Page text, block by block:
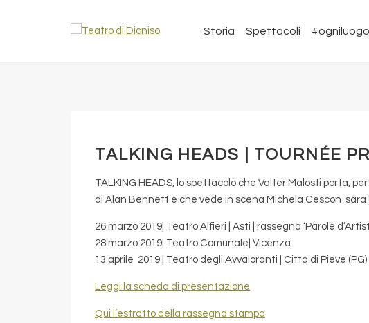
Storia Spettacoli
TALKING HEADS | TOURNÉE
TALKING HEADS, lo spettacolo che Valter Malosti porta,
di Alan Bennett e che vede in scena Michela Cescon sarà
26 marzo 2019| Teatro Alfieri | Asti | rassegna ‘Parole
28 marzo 2019| Teatro Comunale| Vicenza
13 aprile 2019 | Teatro degli Avvaloranti | Città di Pieve (PG)
Leggi la scheda di presentazione
Qui l’estratto della rassegna stampa